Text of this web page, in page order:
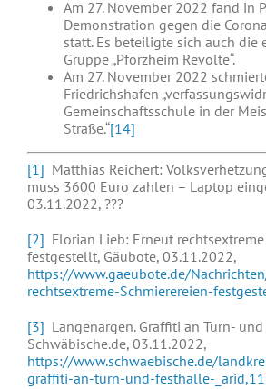
Am 27. November 2022 fand in
Demonstration gegen die
statt. Es beteiligte sich auch die
Gruppe „Pforzheim Revolte“.
Am 27. November 2022
Friedrichshafen
Gemeinschaftsschule in der
Straße.“[14]
[1] Matthias Reichert:
muss 3600 Euro zahlen – Laptop
03.11.2022, ???
[2] Florian Lieb: Erneut
festgestellt, Gäubote, 03.11.2022,
https://www.gaeubote.de/
rechtsextreme-Schmierereien-
[3] Langenargen. Graffiti an Turn-
Schwäbische.de, 03.11.2022,
https://www.schwaebische.de/
graffiti-an-turn-und-festhalle-